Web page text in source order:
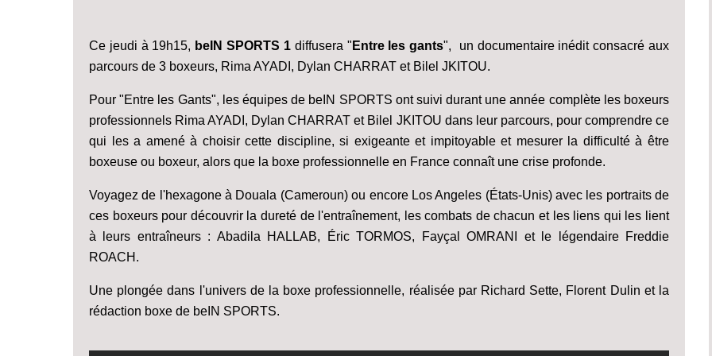
Ce jeudi à 19h15, beIN SPORTS 1diffusera " Entre les gants", un documentaire inédit consacré aux
parcours de 3 boxeurs, Rima AYADI, Dylan CHARRAT et Bilel JKITOU.
Pour "Entre les Gants", les équipes de beIN SPORTS ont suivi durant une année complète les boxeurs
professionnels Rima AYADI, Dylan CHARRAT et Bilel JKITOU dans leur parcours, pour comprendre ce
qui les a amené à choisir cette discipline, si exigeante et impitoyable et mesurer la difficulté à être
boxeuse ou boxeur, alors que la boxe professionnelle en France connaît une crise profonde.
Voyagez de l'hexagone à Douala (Cameroun) ou encore Los Angeles (États-Unis) avec les portraits de
ces boxeurs pour découvrir la dureté de l'entraînement, les combats de chacun et les liens qui les lient
à leurs entraîneurs : Abadila HALLAB, Éric TORMOS, Fayçal OMRANI et le légendaire Freddie
ROACH.
Une plongée dans l'univers de la boxe professionnelle, réalisée par Richard Sette, Florent Dulin et la
rédaction boxe de beIN SPORTS.